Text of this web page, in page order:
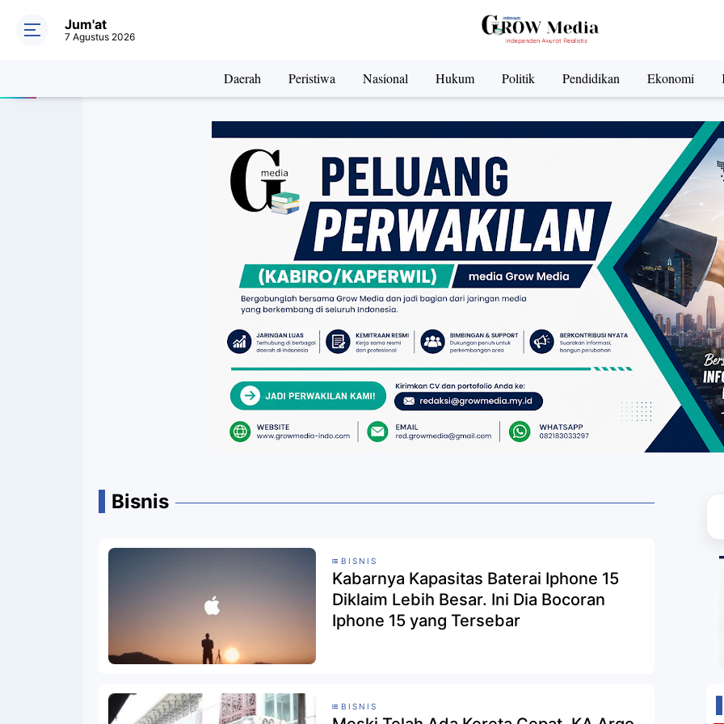
Jum'at
7 Agustus 2026
Daerah Peristiwa Nasional Hukum Politik Pendidikan Ekonomi
Bisnis
BISNIS
Kabarnya Kapasitas Baterai Iphone 15
Diklaim Lebih Besar. Ini Dia Bocoran
Iphone 15 yang Tersebar
BISNIS